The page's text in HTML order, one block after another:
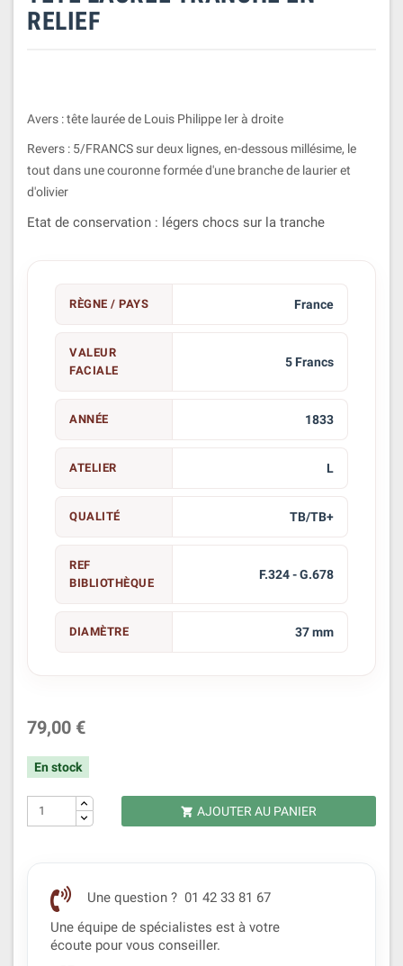
RELIEF
Avers : tête laurée de Louis Philippe Ier à droite
Revers : 5/FRANCS sur deux lignes, en-dessous millésime, le
tout dans une couronne formée d'une branche de laurier et
d'olivier
Etat de conservation : légers chocs sur la tranche
RÈGNE / PAYS France
VALEUR
FACIALE
5 Francs
ANNÉE 1833
ATELIER L
QUALITÉ TB/TB+
REF
BIBLIOTHÈQUE
F.324 - G.678
DIAMÈTRE 37 mm
79,00 €
En stock
 AJOUTER AU PANIER
Une question ? 01 42 33 81 67
Une équipe de spécialistes est à votre
écoute pour vous conseiller.